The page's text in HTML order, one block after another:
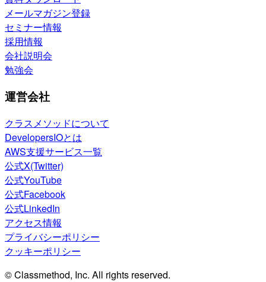
メールマガジン登録
セミナー情報
採用情報
会社説明会
勉強会
運営会社
クラスメソッドについて
DevelopersIOとは
AWS支援サービス一覧
公式X(Twitter)
公式YouTube
公式Facebook
公式LinkedIn
アクセス情報
プライバシーポリシー
クッキーポリシー
© Classmethod, Inc. All rights reserved.